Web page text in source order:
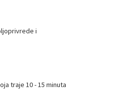
i
traje 10 - 15 minuta